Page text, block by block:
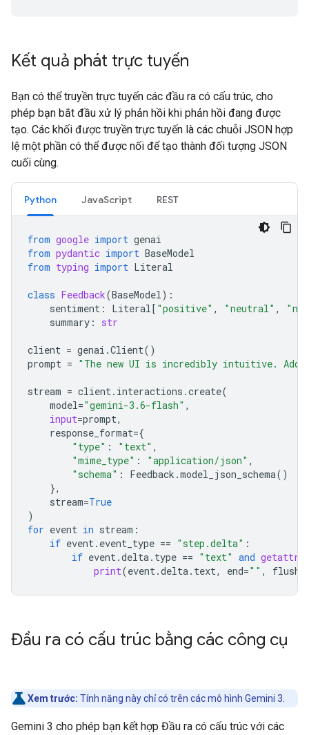
Kết quả phát trực tuyến
Bạn có thể truyền trực tuyến các đầu ra có cấu trúc, cho
phép bạn bắt đầu xử lý phản hồi khi phản hồi đang được
tạo. Các khối được truyền trực tuyến là các chuỗi JSON hợp
lệ một phần có thể được nối để tạo thành đối tượng JSON
cuối cùng.
Python JavaScript REST
from google import genai
from pydantic import BaseModel
from typing import Literal
class Feedback(BaseModel):
sentiment : Literal[ "positive" , "neutral" ,
summary : str
client = genai .Client()
prompt = "The new UI is incredibly intuitive. Add
stream = client. interactions .create(
model="gemini-3.6-flash" ,
input=prompt,
response_format={
"type" : "text" ,
"mime_type" : "application/json" ,
"schema" : Feedback .model_json_schema()
},
stream=True
)
for event in stream :
if event. event_type == "step.delta" :
if event.delta. type == "text" and getattr
print(event.delta. text, end="" , flush
Đầu ra có cấu trúc bằng các công cụ
Xem trước: Tính năng này chỉ có trên các mô hình Gemini 3.
Gemini 3 cho phép bạn kết hợp Đầu ra có cấu trúc với các